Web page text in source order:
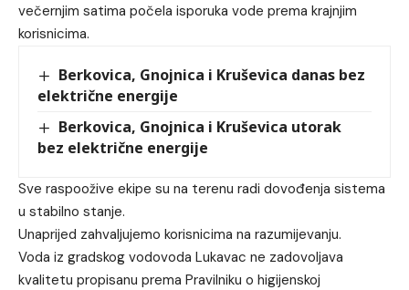
večernjim satima počela isporuka vode prema krajnjim
korisnicima.
Berkovica, Gnojnica i Kruševica danas bez
električne energije
Berkovica, Gnojnica i Kruševica utorak
bez električne energije
Sve raspoožive ekipe su na terenu radi dovođenja sistema
u stabilno stanje.
Unaprijed zahvaljujemo korisnicima na razumijevanju.
Voda iz gradskog vodovoda Lukavac ne zadovoljava
kvalitetu propisanu prema Pravilniku o higijenskoj